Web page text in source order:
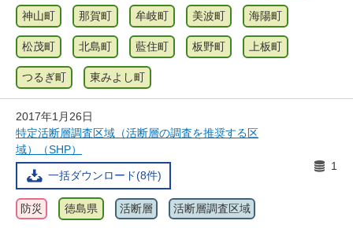
神山町 那賀町 牟岐町 美波町 海陽町
松茂町 北島町 藍住町 板野町 上板町
つるぎ町 東みよし町
2017年1月26日
特定活断層調査区域（活断層の調査を推奨する区
域）（SHP）
一括ダウンロード(8件)
1
防災 徳島県 活断層 活断層調査区域